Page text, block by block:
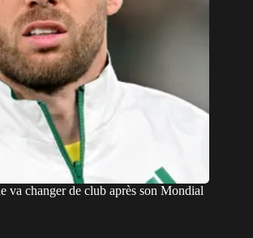
va changer de club après son Mondial